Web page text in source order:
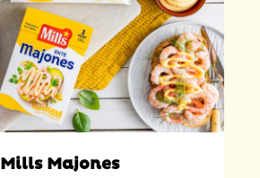
Mills Majones